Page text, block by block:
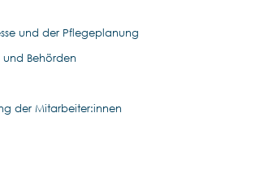
und der Pflegeplanung
Behörden
der Mitarbeiter:innen